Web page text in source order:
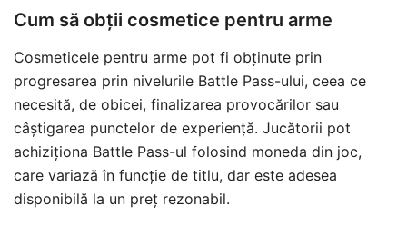
Cum să obții cosmetice pentru arme
Cosmeticele pentru arme pot fi obținute prin
progresarea prin nivelurile Battle Pass-ului, ceea ce
necesită, de obicei, finalizarea provocărilor sau
câștigarea punctelor de experiență. Jucătorii pot
achiziționa Battle Pass-ul folosind moneda din joc,
care variază în funcție de titlu, dar este adesea
disponibilă la un preț rezonabil.